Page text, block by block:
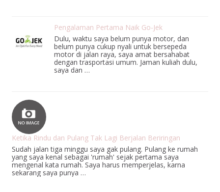
Pengalaman Pertama Naik Go-Jek
Dulu, waktu saya belum punya motor, dan
belum punya cukup nyali untuk bersepeda
motor di jalan raya, saya amat bersahabat
dengan trasportasi umum. Jaman kuliah dulu,
saya dan …
Ketika Rindu dan Pulang Tak Lagi Berjalan Beriringan
Sudah jalan tiga minggu saya gak pulang. Pulang ke rumah
yang saya kenal sebagai 'rumah' sejak pertama saya
mengenal kata rumah. Saya harus memperjelas, karna
sekarang saya punya …